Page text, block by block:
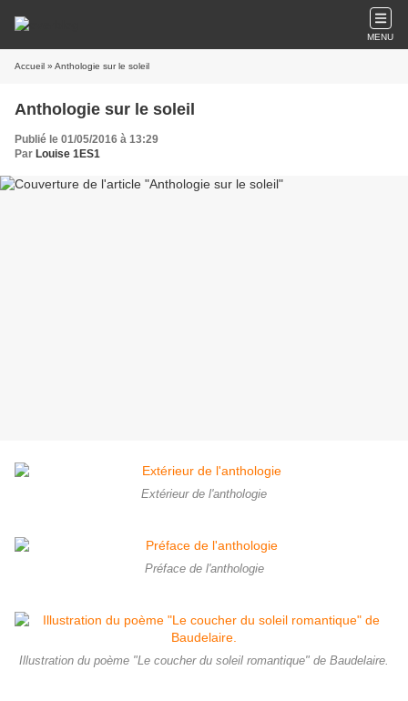
MENU
Accueil » Anthologie sur le soleil
Anthologie sur le soleil
Publié le 01/05/2016 à 13:29
Par Louise 1ES1
Extérieur de l'anthologie
Préface de l'anthologie
Illustration du poème "Le coucher du soleil romantique" de Baudelaire.